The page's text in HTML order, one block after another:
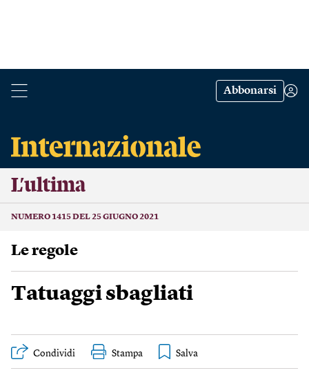
Abbonarsi
L’ultima
NUMERO 1415 DEL 25 GIUGNO 2021
Le regole
Tatuaggi sbagliati
Condividi Stampa